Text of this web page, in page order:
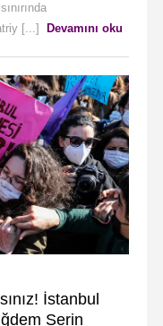
[...]
Devamını oku
İstanbul
Serin